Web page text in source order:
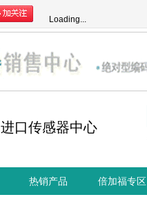
Loading...
进口传感器中心
热销产品 倍加福专区